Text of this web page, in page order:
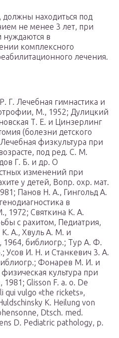
находиться под
не менее 3 лет, при
нуждаются в
комплексного
лечения.
Г. Лечебная гимнастика и
М., 1952; Дулицкий
Т. Е. и Цинзерлинг
(болезни детского
физкультура при
под ред. С. М.
Г. Б. и др. О
изменений при
у детей, Вопр. охр. мат.
Панов Н. А., Гингольд А.
в
1972; Святкина К. А.
с рахитом, Педиатрия,
К. А., Хвуль А. М. и
1964, библиогр.; Тур А. Ф.
Усов И. Н. и Станкевич 3. А.
Фонарев М. И. и
культура при
Glissоn F. а. о. De
qui vulgo «the rickets»,
K. Heilung von
Dtsch. med.
D. Pediatric pathology, p.